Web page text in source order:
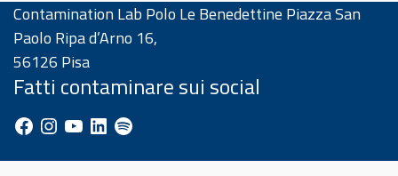
Contamination Lab Polo Le Benedettine Piazza San
Paolo Ripa d’Arno 16,
56126 Pisa
Fatti contaminare sui social
Facebook
Instagram
YouTube
LinkedInSpotify